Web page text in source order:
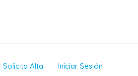
Solicita Alta
Iniciar Sesión